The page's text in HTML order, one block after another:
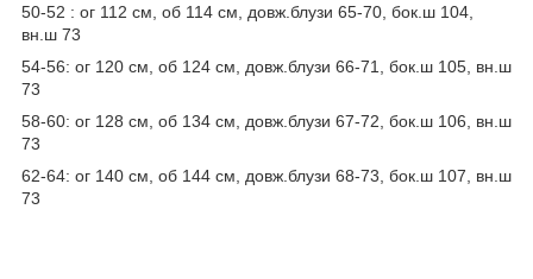
50-52 : ог 112 см, об 114 см, довж.блузи 65-70, бок.ш 104,
вн.ш 73
54-56: ог 120 см, об 124 см, довж.блузи 66-71, бок.ш 105, вн.ш
73
58-60: ог 128 см, об 134 см, довж.блузи 67-72, бок.ш 106, вн.ш
73
62-64: ог 140 см, об 144 см, довж.блузи 68-73, бок.ш 107, вн.ш
73